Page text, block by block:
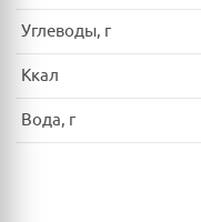
Углеводы, г
Ккал
Вода, г